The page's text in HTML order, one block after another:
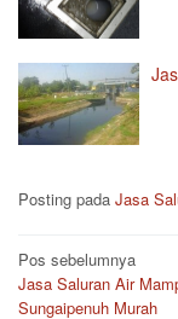
Posting pada Jasa
Navigasi
pos
Pos sebelumnya
Jasa Saluran Air
Sungaipenuh Murah